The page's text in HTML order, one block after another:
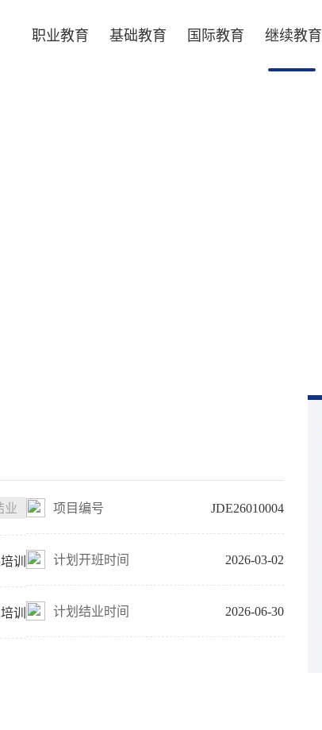
职业教育 基础教育 国际教育 继续教育
业
训
训
项目编号 JDE26010004
计划开班时间 2026-03-02
计划结业时间 2026-06-30